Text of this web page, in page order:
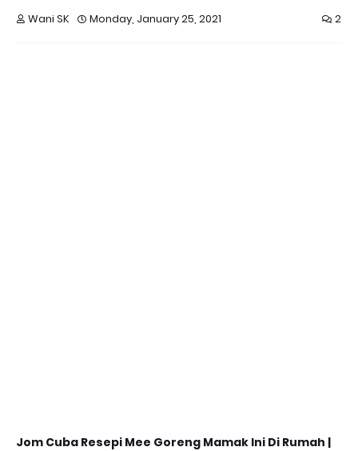
Wani SK Monday, January 25, 2021 2
Jom Cuba Resepi Mee Goreng Mamak Ini Di Rumah |